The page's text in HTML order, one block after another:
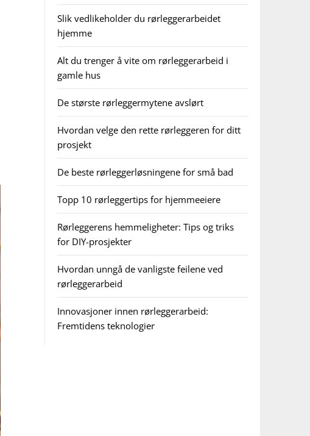
Slik vedlikeholder du rørleggerarbeidet
hjemme
Alt du trenger å vite om rørleggerarbeid i
gamle hus
De største rørleggermytene avslørt
Hvordan velge den rette rørleggeren for ditt
prosjekt
De beste rørleggerløsningene for små bad
Topp 10 rørleggertips for hjemmeeiere
Rørleggerens hemmeligheter: Tips og triks
for DIY-prosjekter
Hvordan unngå de vanligste feilene ved
rørleggerarbeid
Innovasjoner innen rørleggerarbeid:
Fremtidens teknologier